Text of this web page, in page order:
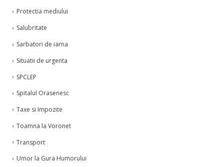
Protectia mediului
Salubritate
Sarbatori de iarna
Situatii de urgenta
SPCLEP
Spitalul Orasenesc
Taxe si Impozite
Toamna la Voronet
Transport
Umor la Gura Humorului